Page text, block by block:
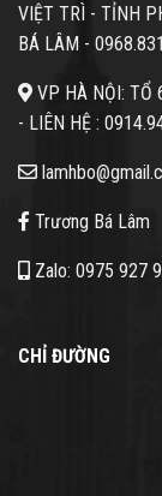
VIỆT TRÌ - TỈNH
BÁ LÂM -
VP HÀ NỘI: TỔ
- LIÊN HỆ :
Trương Bá Lâm
Zalo: 0975 927
CHỈ ĐƯỜNG